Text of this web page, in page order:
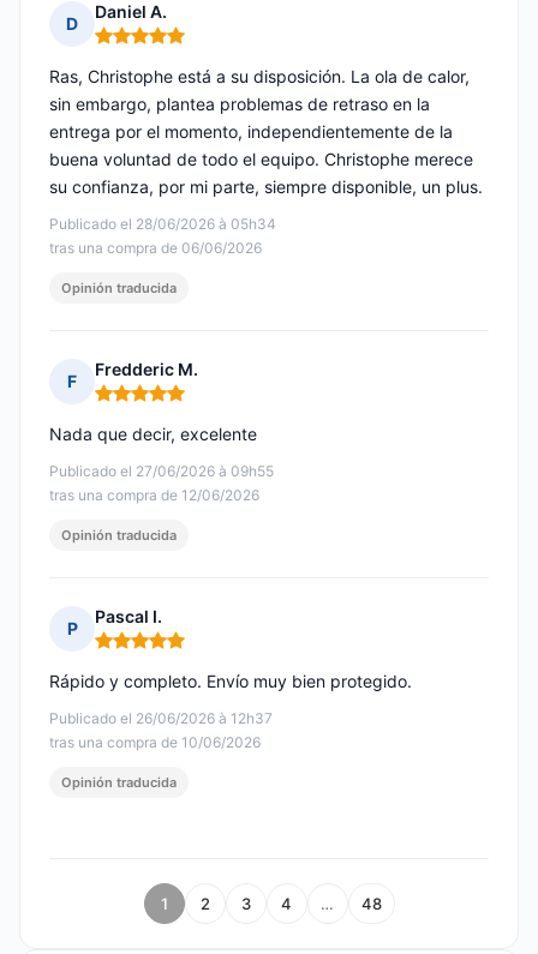
D
Daniel A.
Nota: 5 de 5
Publicado el 28/06/2026 à 05h34
tras una compra de 06/06/2026
Ras, Christophe está a su disposición. La ola de calor,
sin embargo, plantea problemas de retraso en la
entrega por el momento, independientemente de la
buena voluntad de todo el equipo. Christophe merece
su confianza, por mi parte, siempre disponible, un plus.
Opinión traducida
F
Fredderic M.
Nota: 5 de 5
Publicado el 27/06/2026 à 09h55
tras una compra de 12/06/2026
Nada que decir, excelente
Opinión traducida
P
Pascal I.
Nota: 5 de 5
Publicado el 26/06/2026 à 12h37
tras una compra de 10/06/2026
Rápido y completo. Envío muy bien protegido.
Opinión traducida
1 2 3 4 … 48